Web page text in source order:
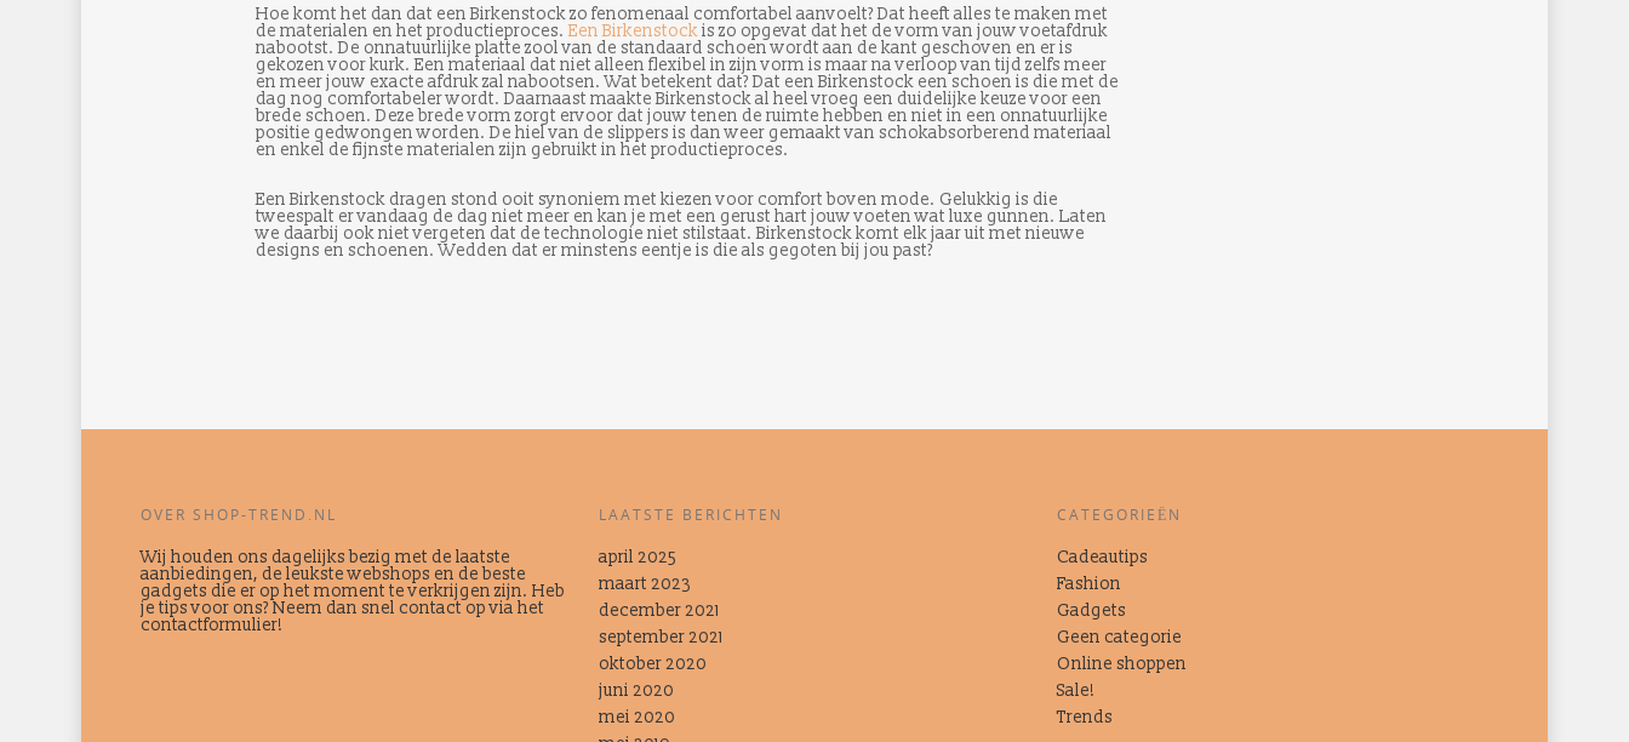
Hoe komt het dan dat een Birkenstock zo fenomenaal comfortabel aanvoelt? Dat heeft alles te maken met
de materialen en het productieproces.Een Birkenstockis zo opgevat dat het de vorm van jouw voetafdruk
nabootst. De onnatuurlijke platte zool van de standaard schoen wordt aan de kant geschoven en er is
gekozen voor kurk. Een materiaal dat niet alleen flexibel in zijn vorm is maar na verloop van tijd zelfs meer
en meer jouw exacte afdruk zal nabootsen. Wat betekent dat? Dat een Birkenstock een schoen is die met de
dag nog comfortabeler wordt. Daarnaast maakte Birkenstock al heel vroeg een duidelijke keuze voor een
brede schoen. Deze brede vorm zorgt ervoor dat jouw tenen de ruimte hebben en niet in een onnatuurlijke
positie gedwongen worden. De hiel van de slippers is dan weer gemaakt van schokabsorberend materiaal
en enkel de fijnste materialen zijn gebruikt in het productieproces.
Een Birkenstock dragen stond ooit synoniem met kiezen voor comfort boven mode. Gelukkig is die
tweespalt er vandaag de dag niet meer en kan je met een gerust hart jouw voeten wat luxe gunnen. Laten
we daarbij ook niet vergeten dat de technologie niet stilstaat. Birkenstock komt elk jaar uit met nieuwe
designs en schoenen. Wedden dat er minstens eentje is die als gegoten bij jou past?
OVER SHOP-TREND.NL
Wij houden ons dagelijks bezig met de laatste
aanbiedingen, de leukste webshops en de beste
gadgets die er op het moment te verkrijgen zijn. Heb
je tips voor ons? Neem dan snel contact op via het
contactformulier!
LAATSTE BERICHTEN
april 2025
maart 2023
december 2021
september 2021
oktober 2020
juni 2020
mei 2020
CATEGORIEËN
Cadeautips
Fashion
Gadgets
Geen categorie
Online shoppen
Sale!
Trends